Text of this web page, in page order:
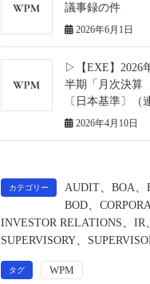
議事録の件
2026年6月1日
▷【EXE】2026
半期「月次決算
〔日本基準〕（
2026年4月10日
カテゴリー AUDIT 、BOA 、
BOD 、
INVESTOR RELATIONS 、IR
SUPERVISORY
タグ WPM